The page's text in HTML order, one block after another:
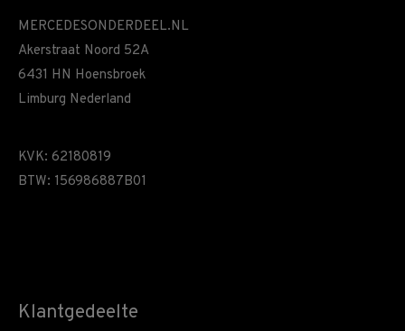
MERCEDESONDERDEEL.NL
Akerstraat Noord 52A
6431 HN Hoensbroek
Limburg Nederland
KVK: 62180819
BTW: 156986887B01
Klantgedeelte